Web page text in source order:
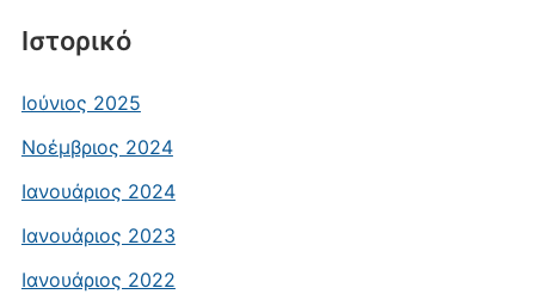
Ιστορικό
Ιούνιος 2025
Νοέμβριος 2024
Ιανουάριος 2024
Ιανουάριος 2023
Ιανουάριος 2022